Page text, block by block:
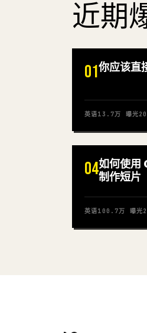
近期
01你应该直
英语13.7万 曝光
04如何使用
制作短片
英语100.7万 曝光